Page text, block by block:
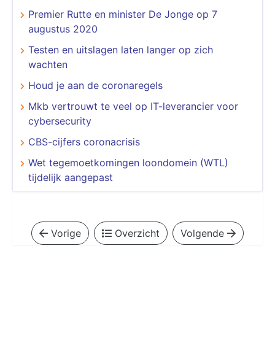
Premier Rutte en minister De Jonge op 7
augustus 2020
Testen en uitslagen laten langer op zich
wachten
Houd je aan de coronaregels
Mkb vertrouwt te veel op IT-leverancier voor
cybersecurity
CBS-cijfers coronacrisis
Wet tegemoetkomingen loondomein (WTL)
tijdelijk aangepast
Vorige Overzicht Volgende